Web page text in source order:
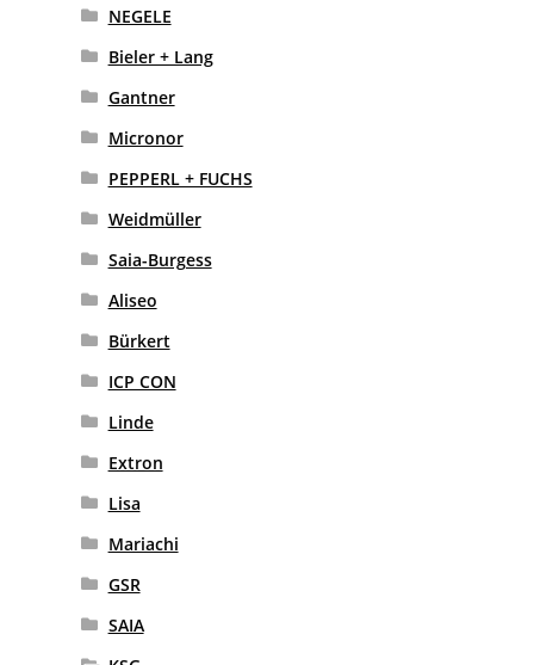
NEGELE
Bieler + Lang
Gantner
Micronor
PEPPERL + FUCHS
Weidmüller
Saia-Burgess
Aliseo
Bürkert
ICP CON
Linde
Extron
Lisa
Mariachi
GSR
SAIA